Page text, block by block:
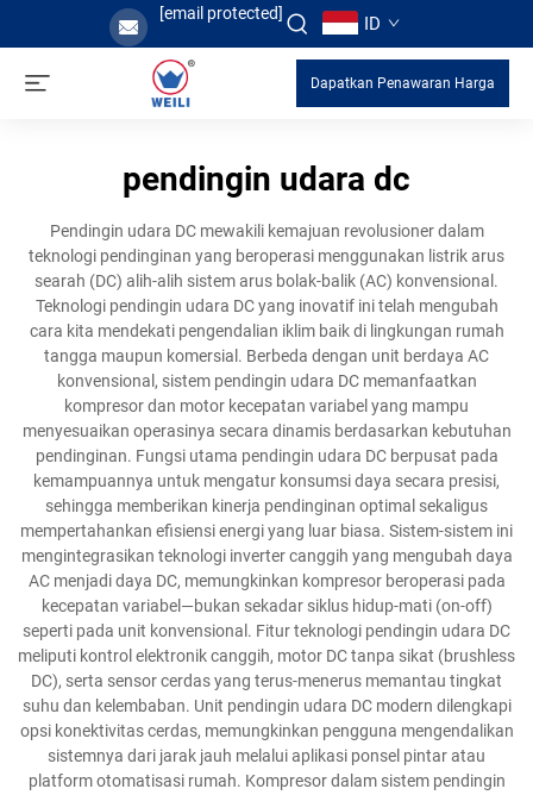
[email protected] ID
Dapatkan Penawaran Harga
pendingin udara dc
Pendingin udara DC mewakili kemajuan revolusioner dalam
teknologi pendinginan yang beroperasi menggunakan listrik arus
searah (DC) alih-alih sistem arus bolak-balik (AC) konvensional.
Teknologi pendingin udara DC yang inovatif ini telah mengubah
cara kita mendekati pengendalian iklim baik di lingkungan rumah
tangga maupun komersial. Berbeda dengan unit berdaya AC
konvensional, sistem pendingin udara DC memanfaatkan
kompresor dan motor kecepatan variabel yang mampu
menyesuaikan operasinya secara dinamis berdasarkan kebutuhan
pendinginan. Fungsi utama pendingin udara DC berpusat pada
kemampuannya untuk mengatur konsumsi daya secara presisi,
sehingga memberikan kinerja pendinginan optimal sekaligus
mempertahankan efisiensi energi yang luar biasa. Sistem-sistem ini
mengintegrasikan teknologi inverter canggih yang mengubah daya
AC menjadi daya DC, memungkinkan kompresor beroperasi pada
kecepatan variabel—bukan sekadar siklus hidup-mati (on-off)
seperti pada unit konvensional. Fitur teknologi pendingin udara DC
meliputi kontrol elektronik canggih, motor DC tanpa sikat (brushless
DC), serta sensor cerdas yang terus-menerus memantau tingkat
suhu dan kelembaban. Unit pendingin udara DC modern dilengkapi
opsi konektivitas cerdas, memungkinkan pengguna mengendalikan
sistemnya dari jarak jauh melalui aplikasi ponsel pintar atau
platform otomatisasi rumah. Kompresor dalam sistem pendingin